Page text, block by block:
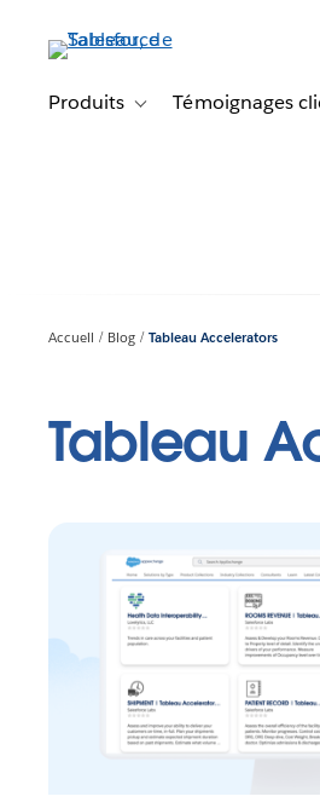
principalProduits Toggle sub-navigation for
Témoignages
Accueil Blog Tableau Accelerators
Tableau